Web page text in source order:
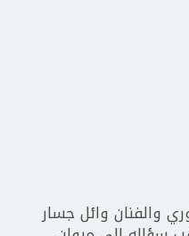
والفنان وائل جسار